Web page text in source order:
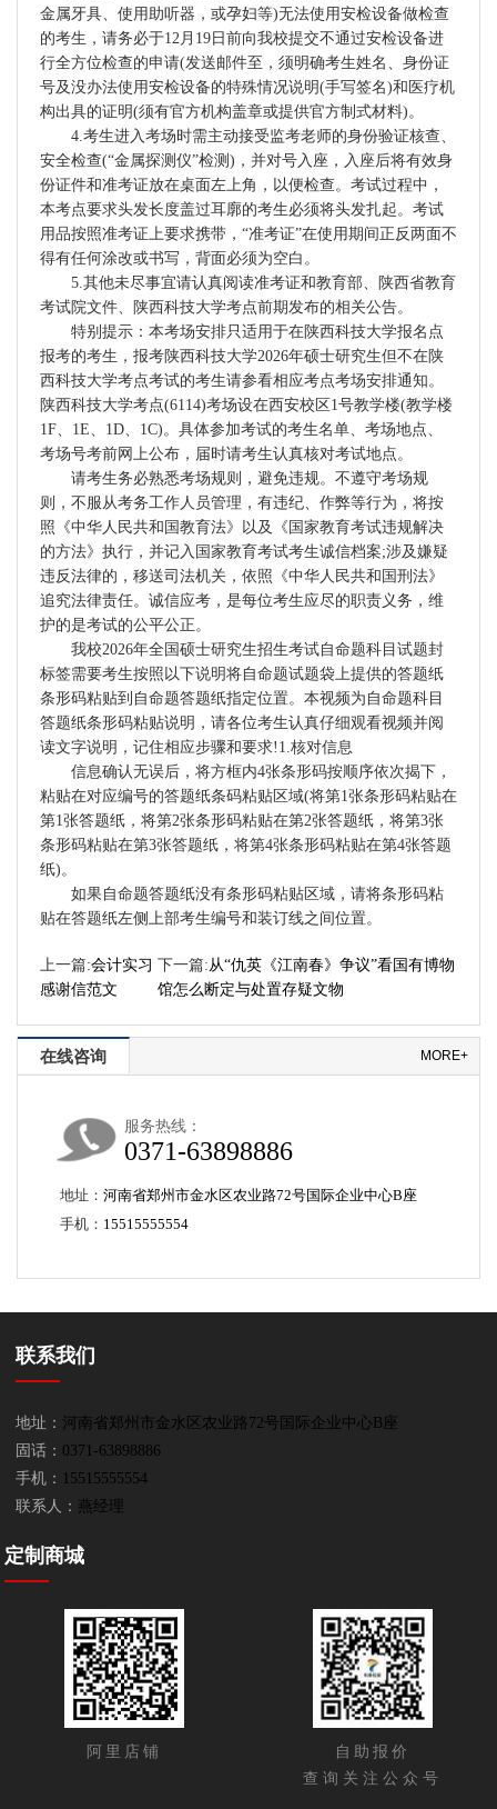
金属牙具、使用助听器，或孕妇等)无法使用安检设备做检查
的考生，请务必于12月19日前向我校提交不通过安检设备进
行全方位检查的申请(发送邮件至，须明确考生姓名、身份证
号及没办法使用安检设备的特殊情况说明(手写签名)和医疗机
构出具的证明(须有官方机构盖章或提供官方制式材料)。
4.考生进入考场时需主动接受监考老师的身份验证核查、
安全检查(“金属探测仪”检测)，并对号入座，入座后将有效身
份证件和准考证放在桌面左上角，以便检查。考试过程中，
本考点要求头发长度盖过耳廓的考生必须将头发扎起。考试
用品按照准考证上要求携带，“准考证”在使用期间正反两面不
得有任何涂改或书写，背面必须为空白。
5.其他未尽事宜请认真阅读准考证和教育部、陕西省教育
考试院文件、陕西科技大学考点前期发布的相关公告。
特别提示：本考场安排只适用于在陕西科技大学报名点
报考的考生，报考陕西科技大学2026年硕士研究生但不在陕
西科技大学考点考试的考生请参看相应考点考场安排通知。
陕西科技大学考点(6114)考场设在西安校区1号教学楼(教学楼
1F、1E、1D、1C)。具体参加考试的考生名单、考场地点、
考场号考前网上公布，届时请考生认真核对考试地点。
请考生务必熟悉考场规则，避免违规。不遵守考场规
则，不服从考务工作人员管理，有违纪、作弊等行为，将按
照《中华人民共和国教育法》以及《国家教育考试违规解决
的方法》执行，并记入国家教育考试考生诚信档案;涉及嫌疑
违反法律的，移送司法机关，依照《中华人民共和国刑法》
追究法律责任。诚信应考，是每位考生应尽的职责义务，维
护的是考试的公平公正。
我校2026年全国硕士研究生招生考试自命题科目试题封
标签需要考生按照以下说明将自命题试题袋上提供的答题纸
条形码粘贴到自命题答题纸指定位置。本视频为自命题科目
答题纸条形码粘贴说明，请各位考生认真仔细观看视频并阅
读文字说明，记住相应步骤和要求!1.核对信息
信息确认无误后，将方框内4张条形码按顺序依次揭下，
粘贴在对应编号的答题纸条码粘贴区域(将第1张条形码粘贴在
第1张答题纸，将第2张条形码粘贴在第2张答题纸，将第3张
条形码粘贴在第3张答题纸，将第4张条形码粘贴在第4张答题
纸)。
如果自命题答题纸没有条形码粘贴区域，请将条形码粘
贴在答题纸左侧上部考生编号和装订线之间位置。
上一篇:会计实习
感谢信范文
下一篇: 从“仇英《江南春》争议”看国有博物
馆怎么断定与处置存疑文物
MORE+
在线咨询
服务热线：
0371-63898886
地址： 河南省郑州市金水区农业路72号国际企业中心B座
手机： 15515555554
联系我们
地址： 河南省郑州市金水区农业路72号国际企业中心B座
固话： 0371-63898886
手机： 15515555554
联系人： 燕经理
定制商城
阿里店铺
自助报价
查询关注公众号